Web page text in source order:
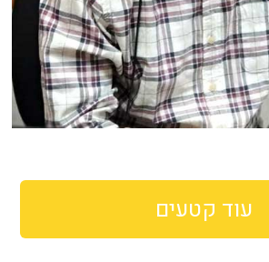
עוד קטעים